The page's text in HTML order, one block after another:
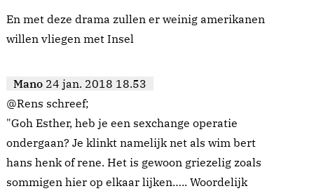
En met deze drama zullen er weinig amerikanen
willen vliegen met Insel
Mano 24 jan. 2018 18.53
@Rens schreef;
"Goh Esther, heb je een sexchange operatie
ondergaan? Je klinkt namelijk net als wim bert
hans henk of rene. Het is gewoon griezelig zoals
sommigen hier op elkaar lijken….. Woordelijk